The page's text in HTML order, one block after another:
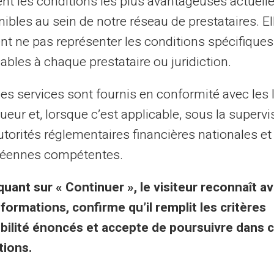
Service et Assistance par
Client en français à votre écoute par ticket
par téléphone du lundi au samedi de 9h à 18h30
au sein de notre réseau de prestataires.
ne pas représenter les conditions spécifiques
à chaque prestataire ou juridiction.
services sont fournis en conformité avec les
et, lorsque c’est applicable, sous la
réglementaires financières nationales et
compétentes.
sur « Continuer », le visiteur reconnaît
confirme qu’il remplit les critères
énoncés et accepte de poursuivre dans